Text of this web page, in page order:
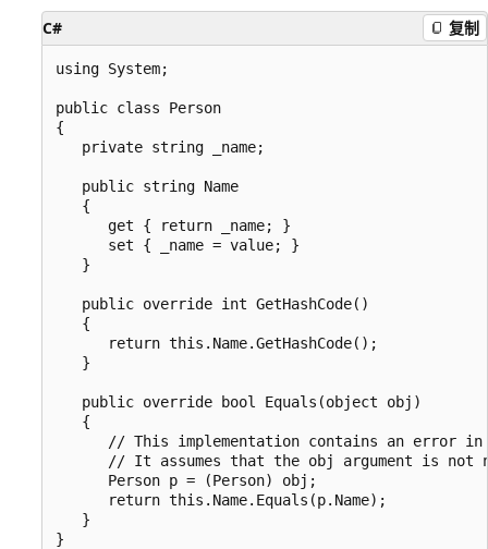
C# 复制
using System;
public class Person
{
   private string _name;
   public string Name
   {
      get { return _name; }
      set { _name = value; }
   }
   public override int GetHashCode()
   {
      return this.Name.GetHashCode();
   }
   public override bool Equals(object obj)
   {
// This implementation contains an error
// It assumes that the obj argument is not
      Person p = (Person) obj;
      return this.Name.Equals(p.Name);
   }
}